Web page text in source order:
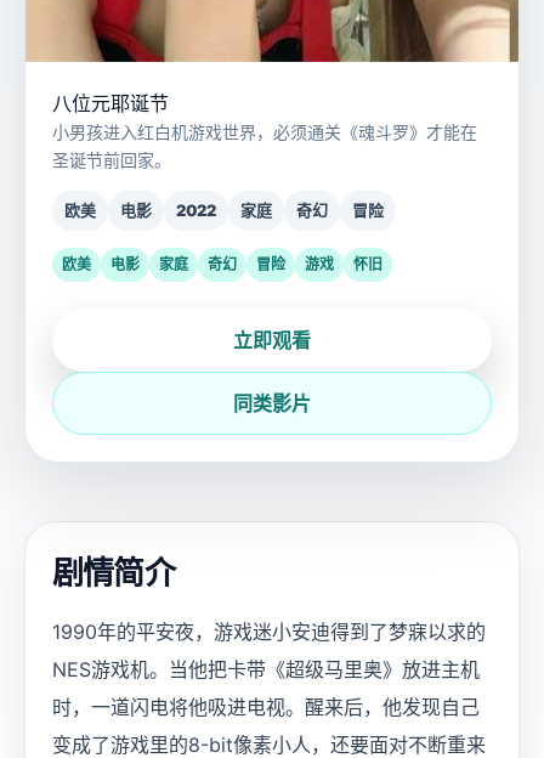
八位元耶诞节
小男孩进入红白机游戏世界，必须通关《魂斗罗》才能在
圣诞节前回家。
欧美 电影 2022 家庭 奇幻 冒险
欧美 电影 家庭 奇幻 冒险 游戏 怀旧
立即观看
同类影片
剧情简介
1990年的平安夜，游戏迷小安迪得到了梦寐以求的
NES游戏机。当他把卡带《超级马里奥》放进主机
时，一道闪电将他吸进电视。醒来后，他发现自己
变成了游戏里的8-bit像素小人，还要面对不断重来